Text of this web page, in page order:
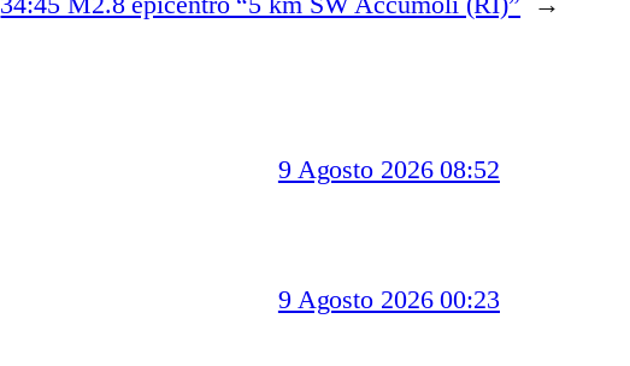
9 Agosto 2026 08:52
9 Agosto 2026 00:23